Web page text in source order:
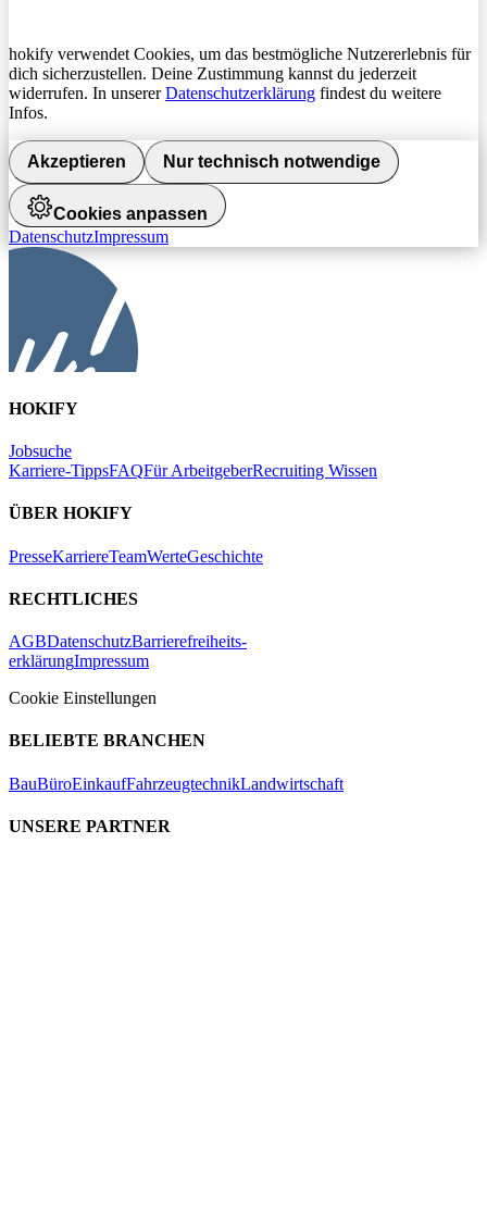
hokify verwendet Cookies, um das bestmögliche Nutzererlebnis für
dich sicherzustellen. Deine Zustimmung kannst du jederzeit
widerrufen. In unsererDatenschutzerklärung findest du weitere
Infos.
Akzeptieren Nur technisch notwendige
Cookies anpassen
DatenschutzImpressum
HOKIFY
Jobsuche
Karriere-TippsFAQFür ArbeitgeberRecruiting Wissen
ÜBER HOKIFY
PresseKarriereTeamWerteGeschichte
RECHTLICHES
AGBDatenschutzBarrierefreiheits-
erklärungImpressum
Cookie Einstellungen
BELIEBTE BRANCHEN
BauBüroEinkaufFahrzeugtechnikLandwirtschaft
UNSERE PARTNER